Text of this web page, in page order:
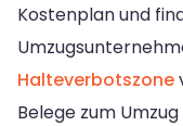
Kostenplan und
Halteverbotszone
Belege zum